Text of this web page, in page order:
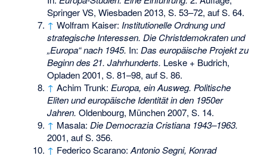
Springer VS, Wiesbaden 2013, S. 53–72, auf S. 64.
↑ Wolfram Kaiser: Institutionelle Ordnung und
strategische Interessen. Die Christdemokraten und
„Europa“ nach 1945. In:Das europäische Projekt zu
Beginn des 21. Jahrhunderts. Leske + Budrich,
Opladen 2001, S. 81–98, auf S. 86.
↑ Achim Trunk: Europa, ein Ausweg. Politische
Eliten und europäische Identität in den 1950er
Jahren. Oldenbourg, München 2007, S. 14.
↑ Masala:Die Democrazia Cristiana 1943–1963.
2001, auf S. 356.
↑ Federico Scarano:Antonio Segni, Konrad